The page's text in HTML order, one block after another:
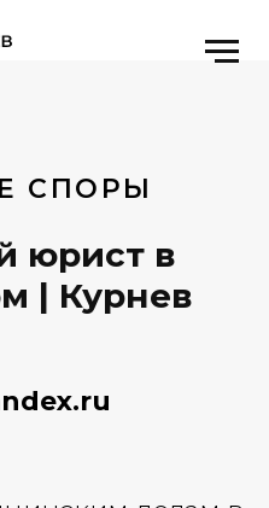
СПОРЫ
юрист в
| Курнев